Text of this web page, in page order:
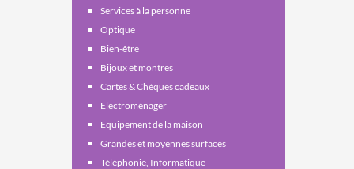
Services à la personne
Optique
Bien-être
Bijoux et montres
Cartes & Chèques cadeaux
Electroménager
Equipement de la maison
Grandes et moyennes surfaces
Téléphonie, Informatique